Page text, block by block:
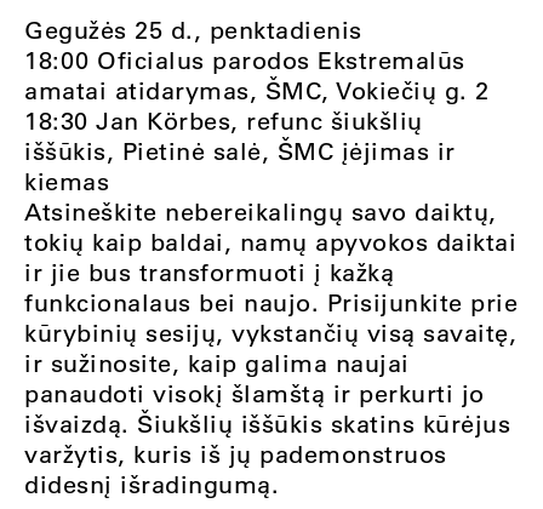
Gegužės 25 d., penktadienis
18:00 Oficialus parodos Ekstremalūs
amatai atidarymas, ŠMC, Vokiečių g. 2
18:30 Jan Körbes, refunc šiukšlių
iššūkis, Pietinė salė, ŠMC įėjimas ir
kiemas
Atsineškite nebereikalingų savo daiktų,
tokių kaip baldai, namų apyvokos daiktai
ir jie bus transformuoti į kažką
funkcionalaus bei naujo. Prisijunkite prie
kūrybinių sesijų, vykstančių visą savaitę,
ir sužinosite, kaip galima naujai
panaudoti visokį šlamštą ir perkurti jo
išvaizdą. Šiukšlių iššūkis skatins kūrėjus
varžytis, kuris iš jų pademonstruos
didesnį išradingumą.